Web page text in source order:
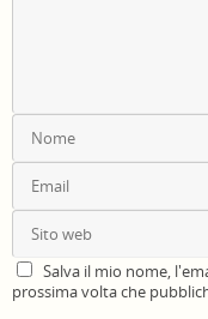
Salva il mio nome,
prossima volta che